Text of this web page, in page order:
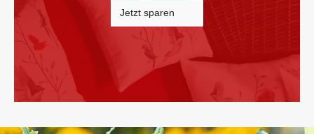
Jetzt sparen